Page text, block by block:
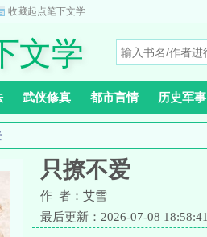
收藏起点笔下文学
文学
武侠修真 都市言情 历史军事
只撩不爱
作 者：艾雪
最后更新：2026-07-08 18:58:41